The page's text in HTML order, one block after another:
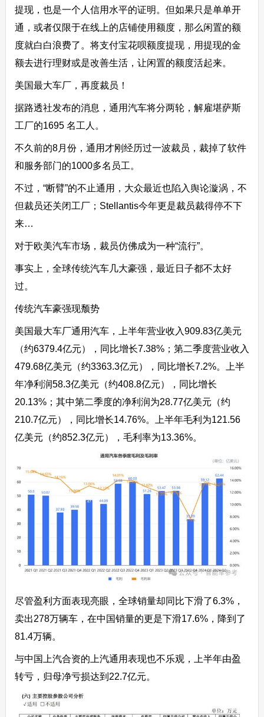
提现，也是一个人信用水平的证明。但如果只是单单开
通，或者仅限于在线上的店铺使用额度，那么闲置的额
度就白白浪费了。将支付宝花呗额度提现，用提现的金
额去进行理财或是改善生活，让闲置的额度活起来。
美国最大车厂，再度裁员！
据路透社发布的消息，通用汽车将分两轮，解雇堪萨斯
工厂的1695 名工人。
不久前的8月份，通用才刚经历过一波裁员，裁掉了软件
和服务部门的1000多名员工。
不过，“断臂”的不止通用，大众最近也陷入舆论漩涡，不
但裁员还关闭工厂；Stellantis今年更是裁员裁得停不下
来…
对于欧美汽车市场，裁员仿佛成为一种“流行”。
事实上，全球传统汽车几大豪强，最近日子都不太好
过。
传统汽车豪强现颓势
美国最大车厂通用汽车，上半年营业收入909.83亿美元
（约6379.4亿元），同比增长7.38%；第二季度营业收入
479.68亿美元（约3363.3亿元），同比增长7.2%。
上半
年净利润58.3亿美元（约408.8亿元），同比增长
20.13%；其中第二季度的净利润为28.77亿美元（约
210.7亿元），同比增长14.76%。
上半年毛利 为121.56
亿美元（约852.3亿元），毛利率为13.36%。
尽管盈利方面表现亮眼，全球销量却同比下滑了6.3%，
卖出278万辆车，在中国销量的更是下滑17.6%，降到了
81.4万辆。
与中国上汽合资的上汽通用表现也不乐观，上半年由盈
转亏，归母净亏损达到22.7亿元。